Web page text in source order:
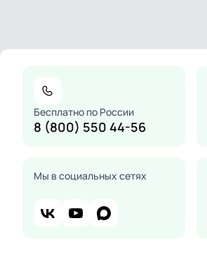
Бесплатно по России
8 (800) 550 44-56
Мы в социальных сетях